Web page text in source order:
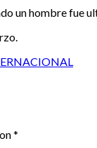
un hombre
*